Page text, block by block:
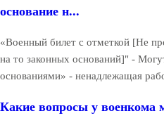
основание н...
«Военный билет с отметкой [Не
на то законных оснований]" -
основаниями» - ненадлежащая
Какие вопросы у военкома